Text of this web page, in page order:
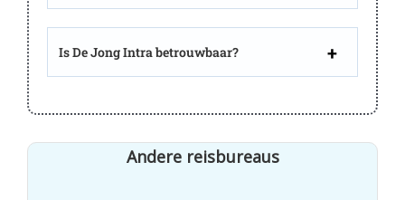
Is De Jong Intra betrouwbaar?
Andere reisbureaus